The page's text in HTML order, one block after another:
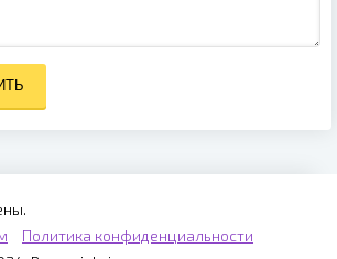
Политика конфиденциальности